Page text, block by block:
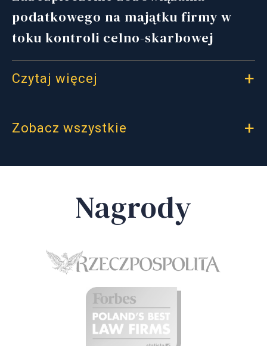
podatkowego na majątku firmy w
toku kontroli celno-skarbowej
Czytaj więcej
Zobacz wszystkie
Nagrody